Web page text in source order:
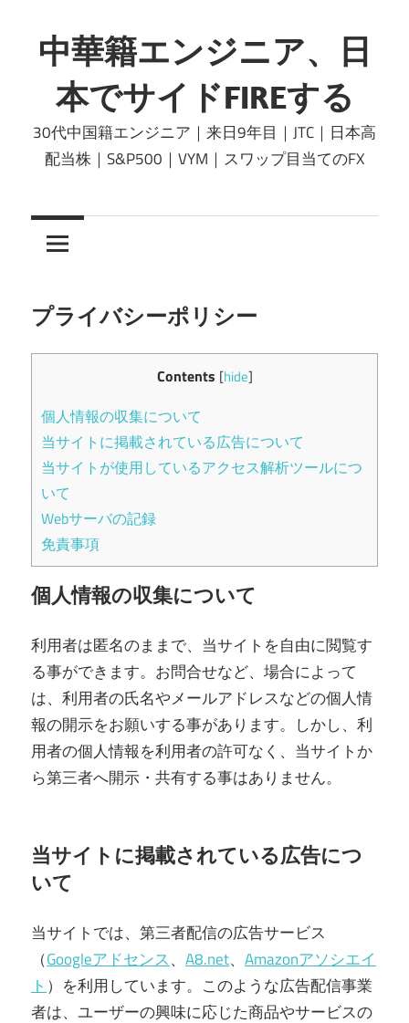
ン
テ
へ
ッ
中華籍エンジニア、日
本でサイドFIREする
30代中国籍エンジニア｜来日9年目｜JTC｜日本高
配当株｜S&P500｜VYM｜スワップ目当てのFX
プライバシーポリシー
Contents [hide]
個人情報の収集について
当サイトに掲載されている広告について
当サイトが使用しているアクセス解析ツールにつ
いて
Webサーバの記録
免責事項
個人情報の収集について
利用者は匿名のままで、当サイトを自由に閲覧す
る事ができます。お問合せなど、場合によって
は、利用者の氏名やメールアドレスなどの個人情
報の開示をお願いする事があります。しかし、利
用者の個人情報を利用者の許可なく、当サイトか
ら第三者へ開示・共有する事はありません。
当サイトに掲載されている広告につ
いて
当サイトでは、第三者配信の広告サービス
（Googleアドセンス、 A8.net、 Amazonアソシエイ
ト ）を利用しています。このような広告配信事業
者は、ユーザーの興味に応じた商品やサービスの